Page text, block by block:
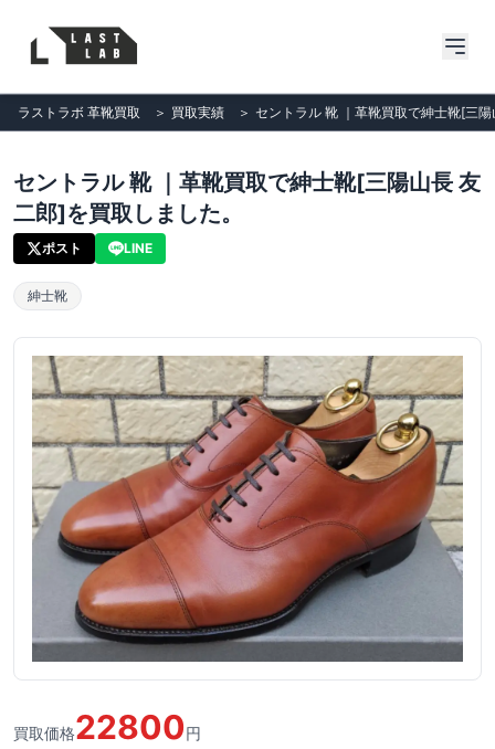
ラストラボ 革靴買取 ＞ 買取実績 ＞ セントラル 靴 ｜革靴買取で紳士靴[三
セントラル 靴 ｜革靴買取で紳士靴[三陽山長 友
二郎]を買取しました。
ポスト LINE
紳士靴
買取価格22800円